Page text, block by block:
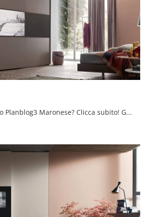
Cerchi un armadio Planblog3 Maronese? Clicca subito! Gli armadi a muro con ante scorrevoli ti aspettano.